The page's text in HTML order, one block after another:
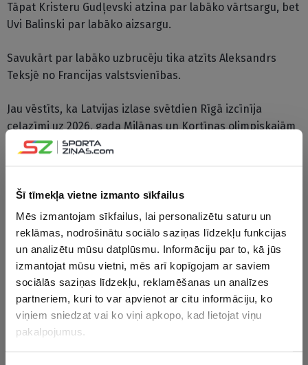
Šī tīmekļa vietne izmanto sīkfailus
Mēs izmantojam sīkfailus, lai personalizētu saturu un
reklāmas, nodrošinātu sociālo saziņas līdzekļu funkcijas
un analizētu mūsu datplūsmu. Informāciju par to, kā jūs
izmantojat mūsu vietni, mēs arī kopīgojam ar saviem
sociālās saziņas līdzekļu, reklamēšanas un analīzes
partneriem, kuri to var apvienot ar citu informāciju, ko
viņiem sniedzat vai ko viņi apkopo, kad lietojat viņu
pakalpojumus.
Tāpat Kristeru Gudļevski atzina par labāko vārtsargu, bet
Uvi Balinski par labāko aizsargu.
Savukārt par labāko uzbrucēju tika atzīts Aleksandrs
Teksjē no Francijas valstsvienības.
Jau vēstīts, ka Latvijas izlase svētdien Rīgā izcīnīja
ceļazīmi uz 2026. gada Milānas un Kortīnas olimpiskajām
spēlēm. Mūsējie savās mājās notikušā turnīra izšķirošajā
CITAS ZIŅAS NO ŠĪS KATEGORIJAS
Daugavpils atgriežas